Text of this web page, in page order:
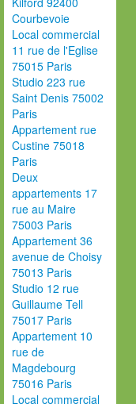
Courbevoie
Local commercial
11 rue de l'Eglise
75015 Paris
Studio 223 rue
Saint Denis 75002
Paris
Appartement rue
Custine 75018
Paris
Deux
appartements 17
rue au Maire
75003 Paris
Appartement 36
avenue de Choisy
75013 Paris
Studio 12 rue
Guillaume Tell
75017 Paris
Appartement 10
rue de
Magdebourg
75016 Paris
Local commercial